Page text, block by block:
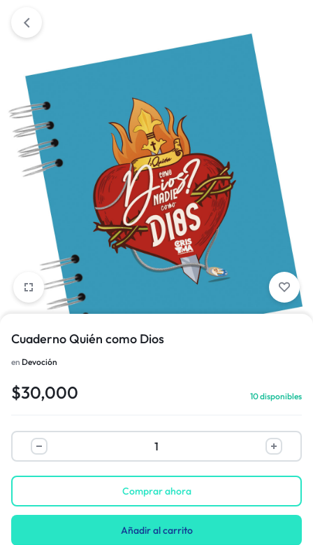
Cuaderno Quién como Dios
en Devoción
$30,000 10 disponibles
Añadir al carrito
Comprar ahora